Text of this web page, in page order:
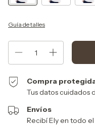
Guía de talles
Compra
Tus datos cuidados
Envíos
Recibí Ely en todo el